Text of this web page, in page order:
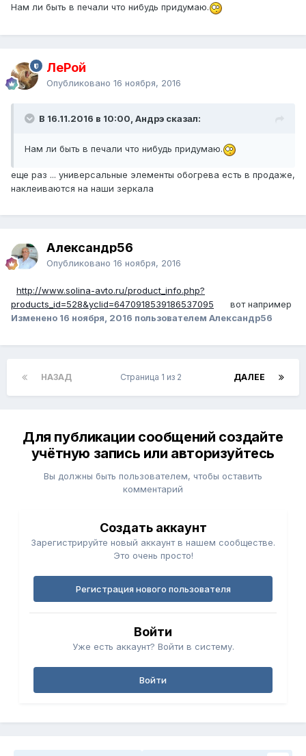
Нам ли быть в печали что нибудь придумаю.
ЛеРой
Опубликовано 16 ноября, 2016
В 16.11.2016 в 10:00, Андрэ сказал:
Нам ли быть в печали что нибудь придумаю.
еще раз ... универсальные элементы обогрева есть в продаже,
наклеиваются на наши зеркала
Александр56
Опубликовано 16 ноября, 2016
http://www.solina-avto.ru/product_info.php?
products_id=528&yclid=6470918539186537095 вот например
Изменено 16 ноября, 2016 пользователем Александр56
НАЗАД ДАЛЕЕ
Страница 1 из 2
Для публикации сообщений создайте
учётную запись или авторизуйтесь
Вы должны быть пользователем, чтобы оставить
комментарий
Создать аккаунт
Зарегистрируйте новый аккаунт в нашем сообществе.
Это очень просто!
Регистрация нового пользователя
Войти
Уже есть аккаунт? Войти в систему.
Войти